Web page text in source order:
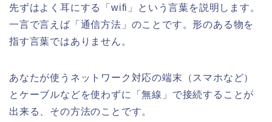
先ずはよく耳にする「wifi」という言葉を説明します。
一言で言えば「通信方法」のことです。形のある物を
指す言葉ではありません。
あなたが使うネットワーク対応の端末（スマホなど）
とケーブルなどを使わずに「無線」で接続することが
出来る、その方法のことです。